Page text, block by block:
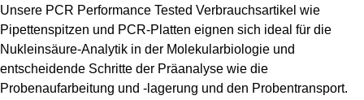
Unsere PCR Performance Tested Verbrauchsartikel wie
Pipettenspitzen und PCR-Platten eignen sich ideal für die
Nukleinsäure-Analytik in der Molekularbiologie und
entscheidende Schritte der Präanalyse wie die
Probenaufarbeitung und -lagerung und den Probentransport.